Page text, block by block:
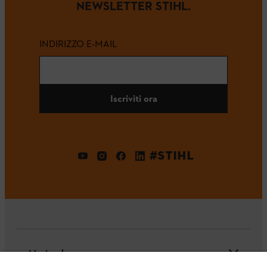
NEWSLETTER STIHL.
INDIRIZZO E-MAIL
Iscriviti ora
#STIHL
L'azienda